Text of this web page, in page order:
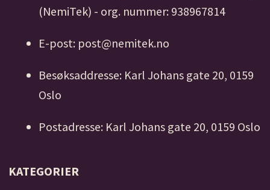
(NemiTek) - org. nummer: 938967814
E-post: post@nemitek.no
Besøksaddresse: Karl Johans gate 20, 0159
Oslo
Postadresse: Karl Johans gate 20, 0159 Oslo
KATEGORIER